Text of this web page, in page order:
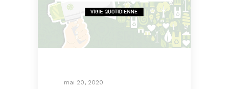
mai 20, 2020